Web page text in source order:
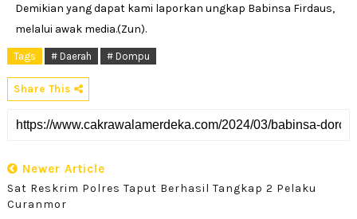
Demikian yang dapat kami laporkan ungkap Babinsa Firdaus,
melalui awak media.(Zun).
Tags # Daerah # Dompu
Share This
Newer Article
Sat Reskrim Polres Taput Berhasil Tangkap 2 Pelaku
Curanmor